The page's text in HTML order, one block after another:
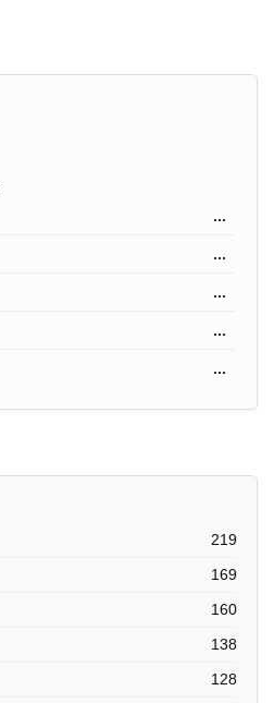
...
...
...
...
...
219
169
160
138
128